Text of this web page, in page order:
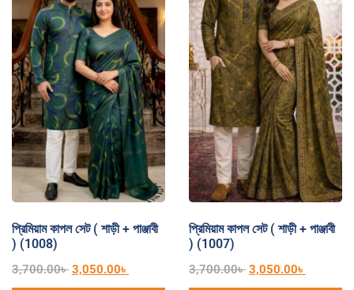
প্রিমিয়াম কাপল সেট ( শাড়ী + পাঞ্জাবী
) (1008)
3,700.00৳ 3,050.00৳
প্রিমিয়াম কাপল সেট ( শাড়ী + পাঞ্জাবী
) (1007)
3,700.00৳ 3,050.00৳